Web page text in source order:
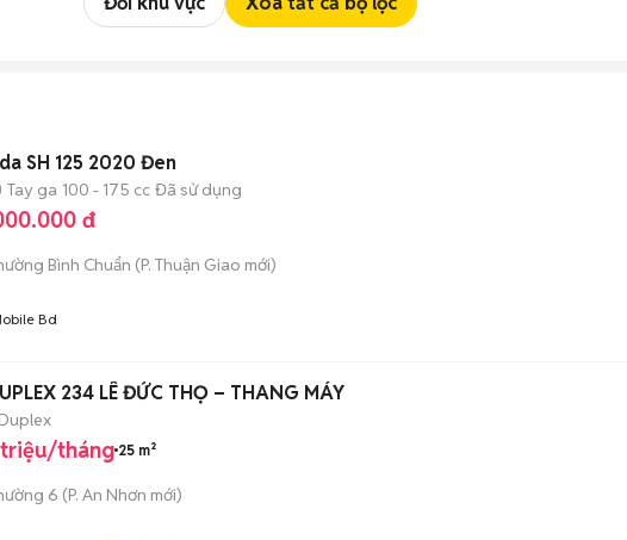
SH 125 2020 Đen
Tay ga 100 - 175 cc Đã sử dụng
đ
Bình Chuẩn (P. Thuận Giao mới)
Bd
234 LÊ ĐỨC THỌ – THANG MÁY
Duplex
tháng 25 m²
6 (P. An Nhơn mới)